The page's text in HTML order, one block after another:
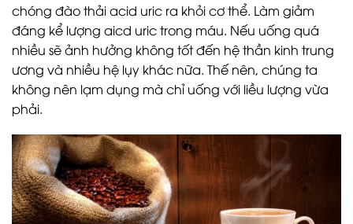
chóng đào thải acid uric ra khỏi cơ thể. Làm giảm
đáng kể lượng aicd uric trong máu. Nếu uống quá
nhiều sẽ ảnh hưởng không tốt đến hệ thần kinh trung
ương và nhiều hệ lụy khác nữa. Thế nên, chúng ta
không nên lạm dụng mà chỉ uống với liều lượng vừa
phải.